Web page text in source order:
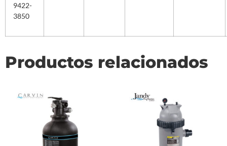
9422-
3850
Productos relacionados